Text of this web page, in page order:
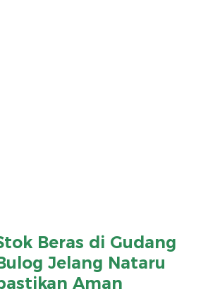
Beras di Gudang
Jelang Nataru
Aman